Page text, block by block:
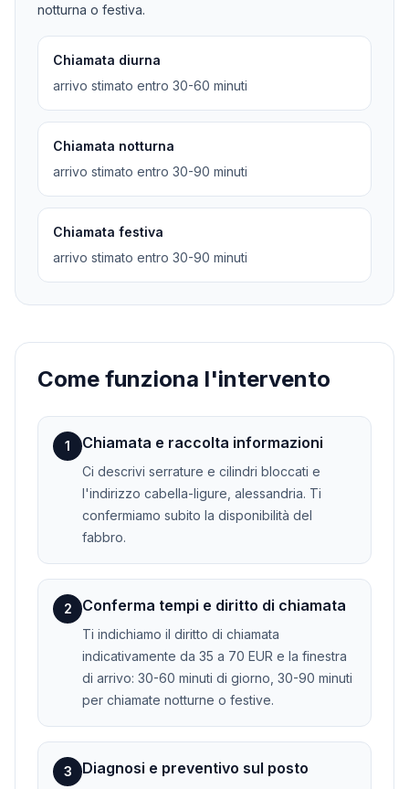
notturna o festiva.
Chiamata diurna
arrivo stimato entro 30-60 minuti
Chiamata notturna
arrivo stimato entro 30-90 minuti
Chiamata festiva
arrivo stimato entro 30-90 minuti
Come funziona l'intervento
1 Chiamata e raccolta informazioni
Ci descrivi serrature e cilindri bloccati e
l'indirizzo cabella-ligure, alessandria. Ti
confermiamo subito la disponibilità del
fabbro.
2 Conferma tempi e diritto di chiamata
Ti indichiamo il diritto di chiamata
indicativamente da 35 a 70 EUR e la finestra
di arrivo: 30-60 minuti di giorno, 30-90 minuti
per chiamate notturne o festive.
3 Diagnosi e preventivo sul posto